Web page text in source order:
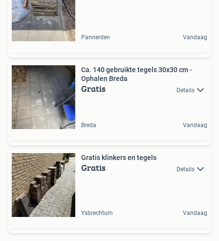
Pannerden Vandaag
Ca. 140 gebruikte tegels 30x30 cm -
Ophalen Breda
Gratis Details
Breda Vandaag
Gratis klinkers en tegels
Gratis Details
Ysbrechtum Vandaag